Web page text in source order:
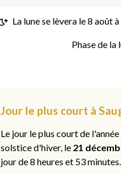
La lune se lèvera le8 août
Phase de
Jour le plus court à
Le jour le plus court de
solstice d'hiver, le 21
jour de 8 heures et 53 minutes.